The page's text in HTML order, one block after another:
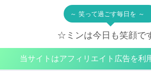
～ 笑って過ごす毎日を ～
☆ミンは今日も笑顔で
当サイトはアフィリエイト広告を利